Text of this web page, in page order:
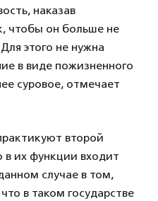
наказав
чтобы он больше не
этого не нужна
в виде пожизненного
суровое, отмечает
второй
в их функции входит
случае в том,
в таком государстве